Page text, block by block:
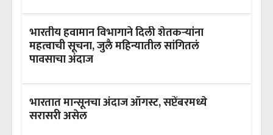
भारतीय हवामान विभागाने दिली शेतकऱ्यांना
महत्वाची सूचना, जुलै महिन्यातील सांगितलं
पावसाचा अंदाज
भारतात मान्सूनचा अंदाज ऑगस्ट, सप्टेंबरमध्ये
सरासरी असेल